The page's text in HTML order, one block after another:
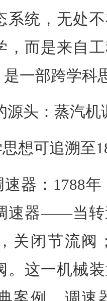
系统，无处
，而是来自
一部跨学科
源头：蒸汽机
想可追溯至
器：1788
速器——当
关闭节流阀
。这一机械